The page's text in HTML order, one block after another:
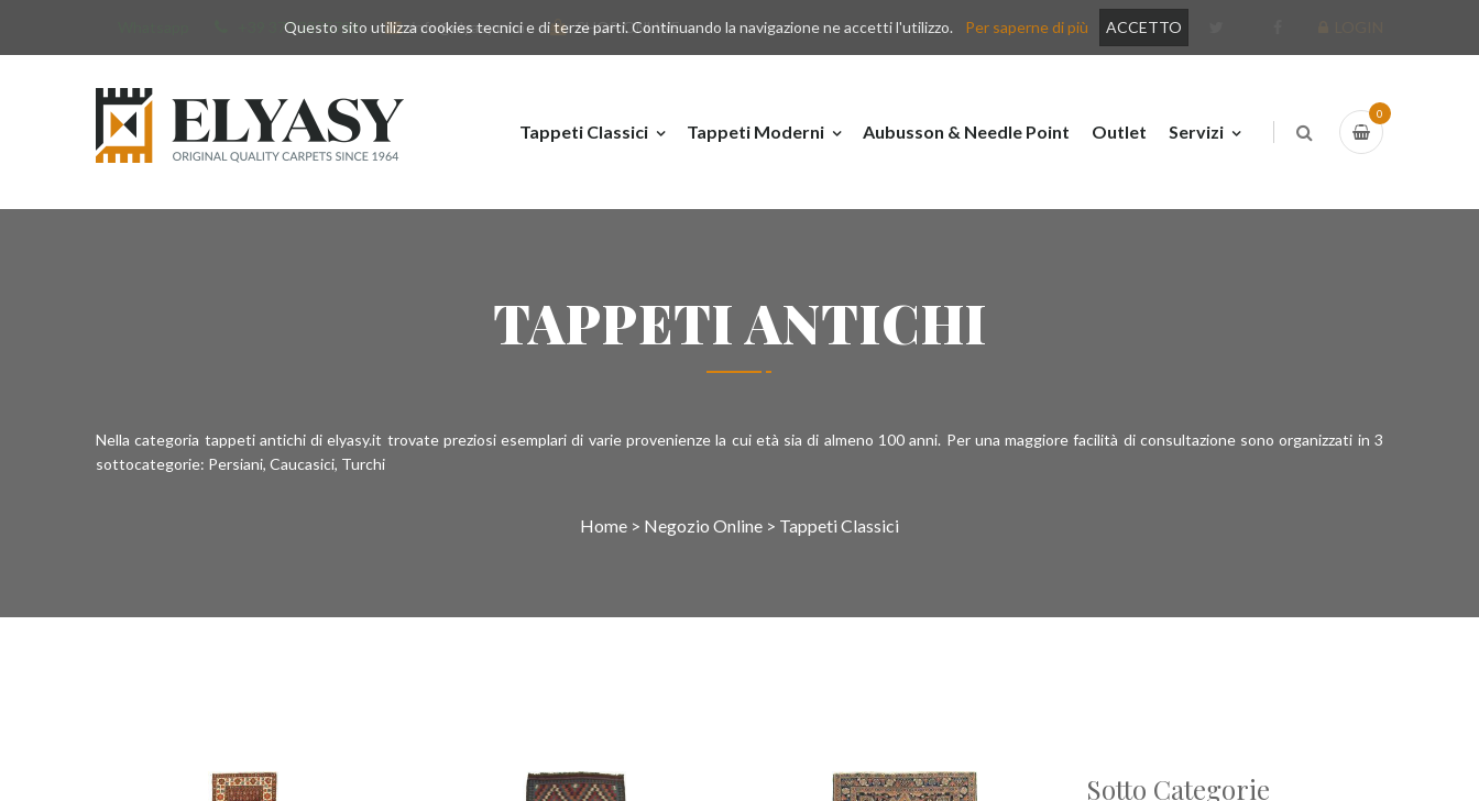
+39 377 3375788 info@elyasy.com SHOP ONLINE
Tappeti Classici Tappeti Moderni Aubusson & Needle Point Outlet Servizi
0
TAPPETI ANTICHI
Nella categoria tappeti antichi di elyasy.it trovate preziosi esemplari di varie provenienze la cui età sia di almeno 100 anni. Per una maggiore facilità di consultazione sono organizzati in 3
sottocategorie: Persiani, Caucasici, Turchi
Home > Negozio Online > Tappeti Classici
Sotto Categorie
Questo sito utilizza cookies tecnici e di terze parti. Continuando la navigazione ne accetti l'utilizzo. Per saperne di più ACCETTO